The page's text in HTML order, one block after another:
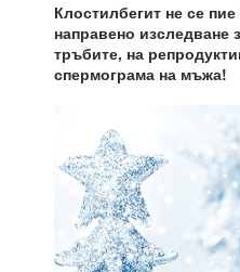
Клостилбегит не се
направено изследване
тръбите, на
спермограма на мъжа!